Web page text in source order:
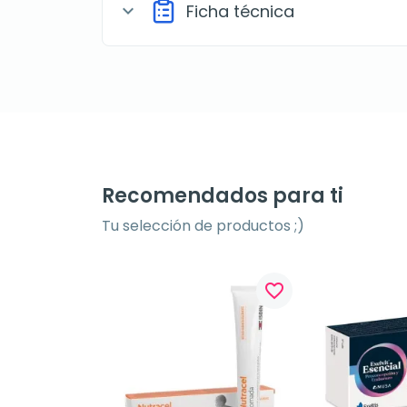
expand_more Ficha técnica
Recomendados para ti
Tu selección de productos ;)
favorite_border